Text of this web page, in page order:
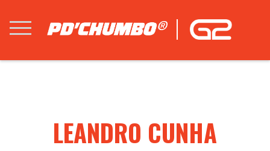
LEANDRO CUNHA